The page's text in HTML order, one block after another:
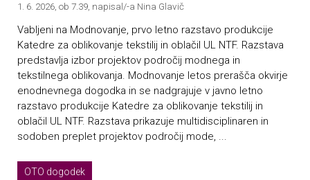
1. 6. 2026, ob 7.39 , napisal/-a Nina Glavič
Vabljeni na Modnovanje, prvo letno razstavo produkcije
Katedre za oblikovanje tekstilij in oblačil UL NTF. Razstava
predstavlja izbor projektov področij modnega in
tekstilnega oblikovanja. Modnovanje letos prerašča okvirje
enodnevnega dogodka in se nadgrajuje v javno letno
razstavo produkcije Katedre za oblikovanje tekstilij in
oblačil UL NTF. Razstava prikazuje multidisciplinaren in
sodoben preplet projektov področij mode, ...
OTO dogodek